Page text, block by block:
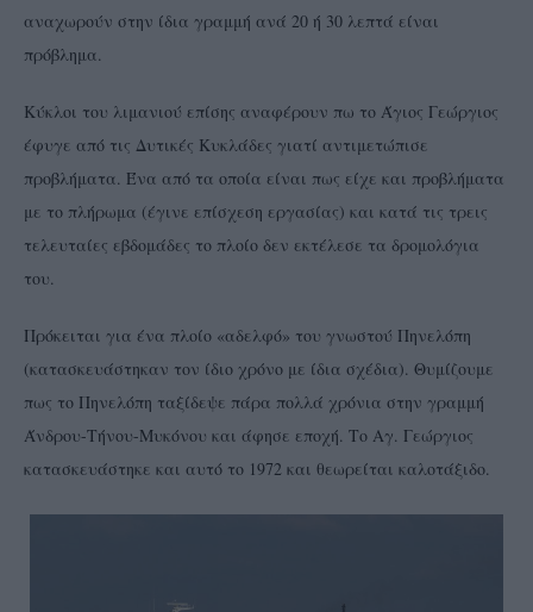
αναχωρούν στην ίδια γραμμή ανά 20 ή 30 λεπτά είναι
πρόβλημα.
Κύκλοι του λιμανιού επίσης αναφέρουν πω το Άγιος Γεώργιος
έφυγε από τις Δυτικές Κυκλάδες γιατί αντιμετώπισε
προβλήματα. Ένα από τα οποία είναι πως είχε και προβλήματα
με το πλήρωμα (έγινε επίσχεση εργασίας) και κατά τις τρεις
τελευταίες εβδομάδες το πλοίο δεν εκτέλεσε τα δρομολόγια
του.
Πρόκειται για ένα πλοίο «αδελφό» του γνωστού Πηνελόπη
(κατασκευάστηκαν τον ίδιο χρόνο με ίδια σχέδια). Θυμίζουμε
πως το Πηνελόπη ταξίδεψε πάρα πολλά χρόνια στην γραμμή
Άνδρου-Τήνου-Μυκόνου και άφησε εποχή. Το Αγ. Γεώργιος
κατασκευάστηκε και αυτό το 1972 και θεωρείται καλοτάξιδο.